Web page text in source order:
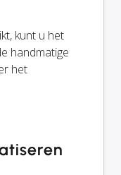
kunt u het
handmatige
het